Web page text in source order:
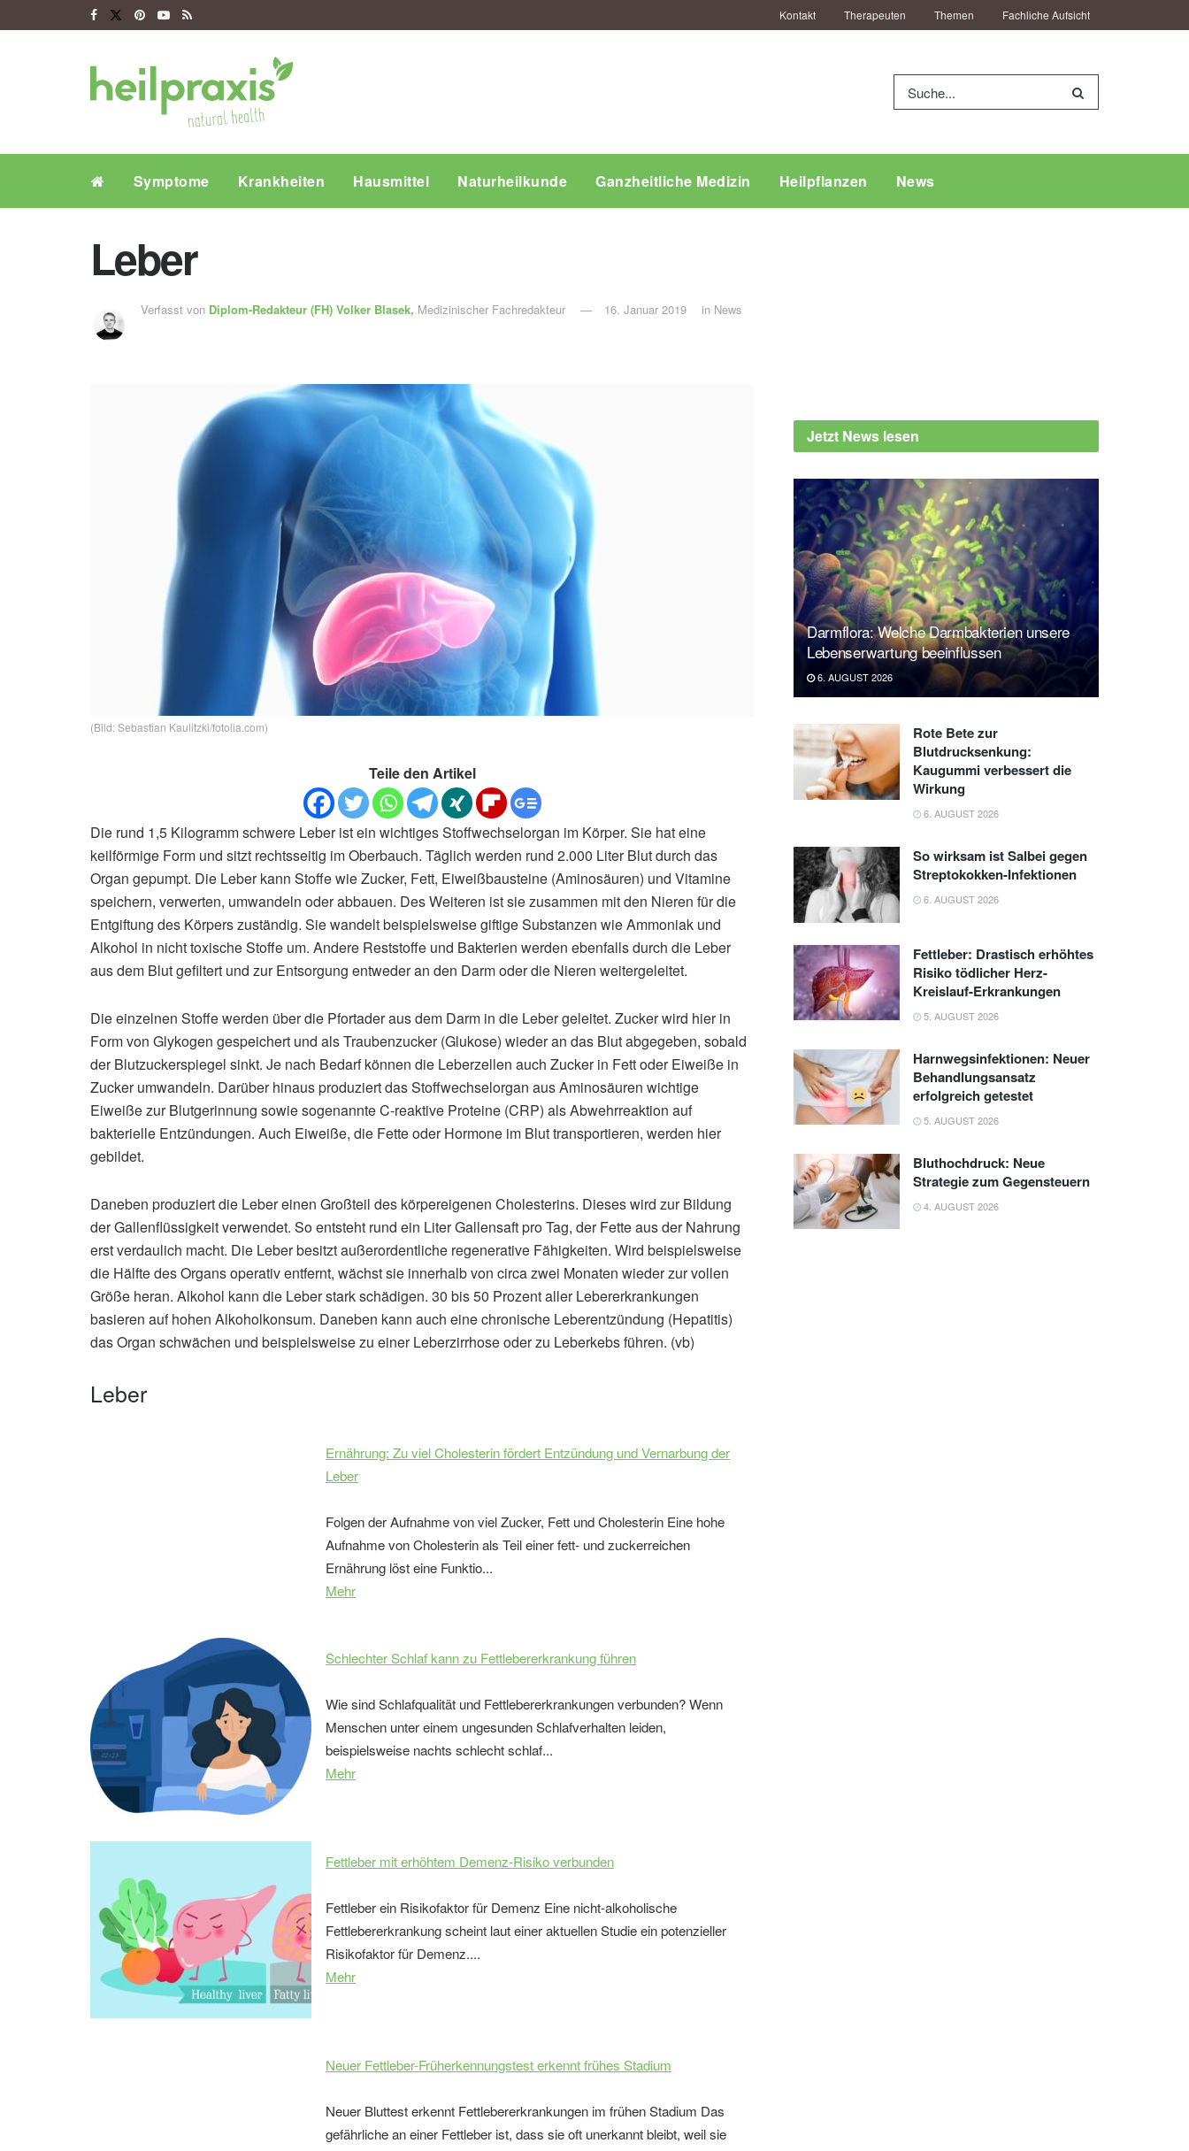
Kontakt Therapeuten Themen Fachliche Aufsicht
Symptome Krankheiten Hausmittel Naturheilkunde Ganzheitliche Medizin Heilpflanzen News
Leber
Verfasst von Diplom-Redakteur (FH) Volker Blasek, Medizinischer Fachredakteur 16. Januar 2019 in News
(Bild: Sebastian Kaulitzki/fotolia.com)
Teile den Artikel
Die rund 1,5 Kilogramm schwere Leber ist ein wichtiges Stoffwechselorgan im Körper. Sie hat eine
keilförmige Form und sitzt rechtsseitig im Oberbauch. Täglich werden rund 2.000 Liter Blut durch das
Organ gepumpt. Die Leber kann Stoffe wie Zucker, Fett, Eiweißbausteine (Aminosäuren) und Vitamine
speichern, verwerten, umwandeln oder abbauen. Des Weiteren ist sie zusammen mit den Nieren für die
Entgiftung des Körpers zuständig. Sie wandelt beispielsweise giftige Substanzen wie Ammoniak und
Alkohol in nicht toxische Stoffe um. Andere Reststoffe und Bakterien werden ebenfalls durch die Leber
aus dem Blut gefiltert und zur Entsorgung entweder an den Darm oder die Nieren weitergeleitet.
Die einzelnen Stoffe werden über die Pfortader aus dem Darm in die Leber geleitet. Zucker wird hier in
Form von Glykogen gespeichert und als Traubenzucker (Glukose) wieder an das Blut abgegeben, sobald
der Blutzuckerspiegel sinkt. Je nach Bedarf können die Leberzellen auch Zucker in Fett oder Eiweiße in
Zucker umwandeln. Darüber hinaus produziert das Stoffwechselorgan aus Aminosäuren wichtige
Eiweiße zur Blutgerinnung sowie sogenannte C-reaktive Proteine (CRP) als Abwehrreaktion auf
bakterielle Entzündungen. Auch Eiweiße, die Fette oder Hormone im Blut transportieren, werden hier
gebildet.
Daneben produziert die Leber einen Großteil des körpereigenen Cholesterins. Dieses wird zur Bildung
der Gallenflüssigkeit verwendet. So entsteht rund ein Liter Gallensaft pro Tag, der Fette aus der Nahrung
erst verdaulich macht. Die Leber besitzt außerordentliche regenerative Fähigkeiten. Wird beispielsweise
die Hälfte des Organs operativ entfernt, wächst sie innerhalb von circa zwei Monaten wieder zur vollen
Größe heran. Alkohol kann die Leber stark schädigen. 30 bis 50 Prozent aller Lebererkrankungen
basieren auf hohen Alkoholkonsum. Daneben kann auch eine chronische Leberentzündung (Hepatitis)
das Organ schwächen und beispielsweise zu einer Leberzirrhose oder zu Leberkebs führen. (vb)
Leber
Ernährung: Zu viel Cholesterin fördert Entzündung und Vernarbung der
Leber
Folgen der Aufnahme von viel Zucker, Fett und Cholesterin Eine hohe
Aufnahme von Cholesterin als Teil einer fett- und zuckerreichen
Ernährung löst eine Funktio...
Mehr
Schlechter Schlaf kann zu Fettlebererkrankung führen
Wie sind Schlafqualität und Fettlebererkrankungen verbunden? Wenn
Menschen unter einem ungesunden Schlafverhalten leiden,
beispielsweise nachts schlecht schlaf...
Mehr
Fettleber mit erhöhtem Demenz-Risiko verbunden
Fettleber ein Risikofaktor für Demenz Eine nicht-alkoholische
Fettlebererkrankung scheint laut einer aktuellen Studie ein potenzieller
Risikofaktor für Demenz....
Mehr
Neuer Fettleber-Früherkennungstest erkennt frühes Stadium
Neuer Bluttest erkennt Fettlebererkrankungen im frühen Stadium Das
gefährliche an einer Fettleber ist, dass sie oft unerkannt bleibt, weil sie
Jetzt News lesen
Darmflora: Welche Darmbakterien unsere
Lebenserwartung beeinflussen
6. AUGUST 2026
Rote Bete zur
Blutdrucksenkung:
Kaugummi verbessert die
Wirkung
6. AUGUST 2026
So wirksam ist Salbei gegen
Streptokokken-Infektionen
6. AUGUST 2026
Fettleber: Drastisch erhöhtes
Risiko tödlicher Herz-
Kreislauf-Erkrankungen
5. AUGUST 2026
Harnwegsinfektionen: Neuer
Behandlungsansatz
erfolgreich getestet
5. AUGUST 2026
Bluthochdruck: Neue
Strategie zum Gegensteuern
4. AUGUST 2026